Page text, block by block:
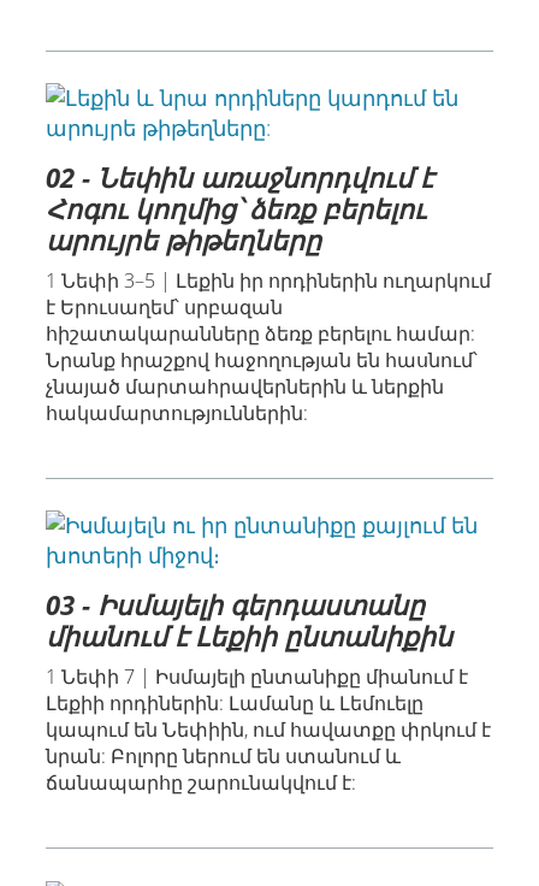
02 - Նեփին առաջնորդվում է
Հոգու կողմից՝ ձեռք բերելու
արույրե թիթեղները
1 Նեփի 3–5 | Լեքին իր որդիներին ուղարկում
է Երուսաղեմ՝ սրբազան
հիշատակարանները ձեռք բերելու համար:
Նրանք հրաշքով հաջողության են հասնում՝
չնայած մարտահրավերներին և ներքին
հակամարտություններին:
03 - Իսմայելի գերդաստանը
միանում է Լեքիի ընտանիքին
1 Նեփի 7 | Իսմայելի ընտանիքը միանում է
Լեքիի որդիներին: Լամանը և Լեմուելը
կապում են Նեփիին, ում հավատքը փրկում է
նրան: Բոլորը ներում են ստանում և
ճանապարհը շարունակվում է: